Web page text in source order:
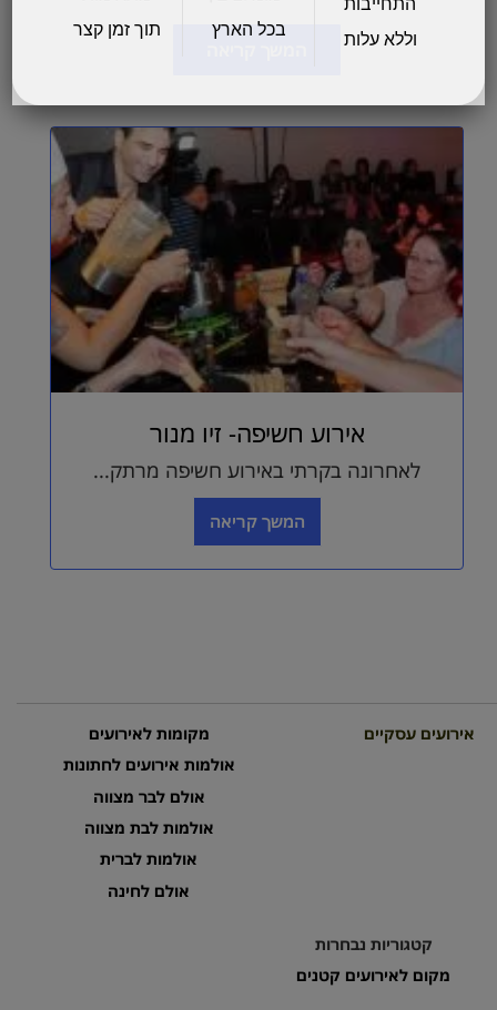
אירוע חשיפה- זיו מנור
לאחרונה בקרתי באירוע חשיפה מרתק...
המשך קריאה
אירועים עסקיים
מקומות לאירועים
אולמות אירועים לחתונות
אולם לבר מצווה
אולמות לבת מצווה
אולמות לברית
אולם לחינה
קטגוריות נבחרות
מקום לאירועים קטנים
התחייבות
וללא עלות
בכל הארץ
תוך זמן קצר